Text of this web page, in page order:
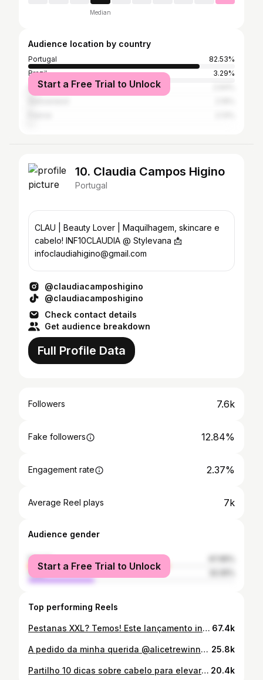
Median
Audience location by country
Portugal
82.53%
Brazil
3.29%
Spain
Start a Free Trial to Unlock
10. Claudia Campos Higino
Portugal
CLAU | Beauty Lover | Maquilhagem, skincare e
cabelo! INF10CLAUDIA @ Stylevana 📩
infoclaudiahigino@gmail.com
@claudiacamposhigino
@claudiacamposhigino
Check contact details
Get audience breakdown
Full Profile Data
Followers 7.6k
Fake followers 12.84%
Engagement rate 2.37%
Average Reel plays 7k
Audience gender
female
male
Start a Free Trial to Unlock
Top performing Reels
Pestanas XXL? Temos! Este lançamento incrível da @clarinsportugal saiu em Abril e sempre que uso recebo elogios! Agora tu também podes ter umas pestanas XXL, super pigmentadas, super definidas e super separadas 🖤 #mascara #pestañas #maquilhagem #wondervolumemascaraxxl 67.4k
A pedido da minha querida @alicetrewinnard fiz este vídeo para explicar como se diz corretamente o nome de algumas marcas… Acho que vou ser cancelada 😂😂😂 sim sou a chata que corrige toda a gente! O vídeo completo está no meu Tiktok. Escrevam nos comentários mais exemplos! (PS: é para ser levado com humor 😅) 25.8k
Partilho 10 dicas sobre cabelo para elevares o teu “Hair Game” 💁🏼‍♀️ Espero que gostem ❤️ 20.4k